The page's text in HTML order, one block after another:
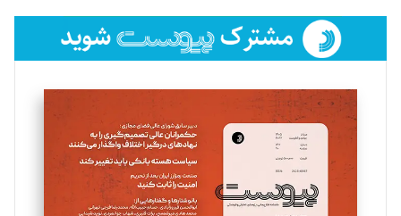
فائزه فتحی رستمی
تحریریه
سروش کرمیان
تحریریه